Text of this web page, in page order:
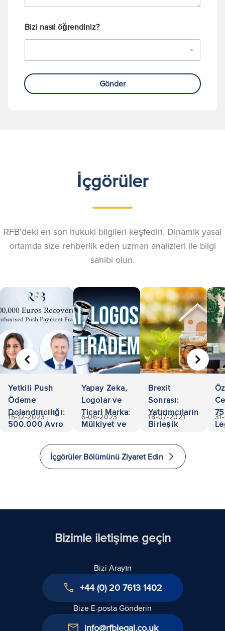
Bizi nasıl öğrendiniz?
Gönder
İçgörüler
RFB'deki en son hukuki bilgileri keşfedin. Dinamik yasal
ortamda size rehberlik eden uzman analizleri ile bilgi
sahibi olun.
Yetkili Push
Ödeme
Dolandırıcılığı:
500.000 Avro
15-12-2023
Yapay Zeka,
Logolar ve
Ticari Marka:
Mülkiyet ve
Gezinme
6-06-2023
Brexit
Sonrası:
Yatırımcıların
Birleşik
Yatırım
Yapması ve
Göç Etmesi
18-07-2021
ÖNCEKI
İçgörüler Bölümünü Ziyaret Edin
Bizimle iletişime geçin
Bizi Arayın
+44 (0) 20 7613 1402
Bize E-posta Gönderin
info@rfblegal.co.uk